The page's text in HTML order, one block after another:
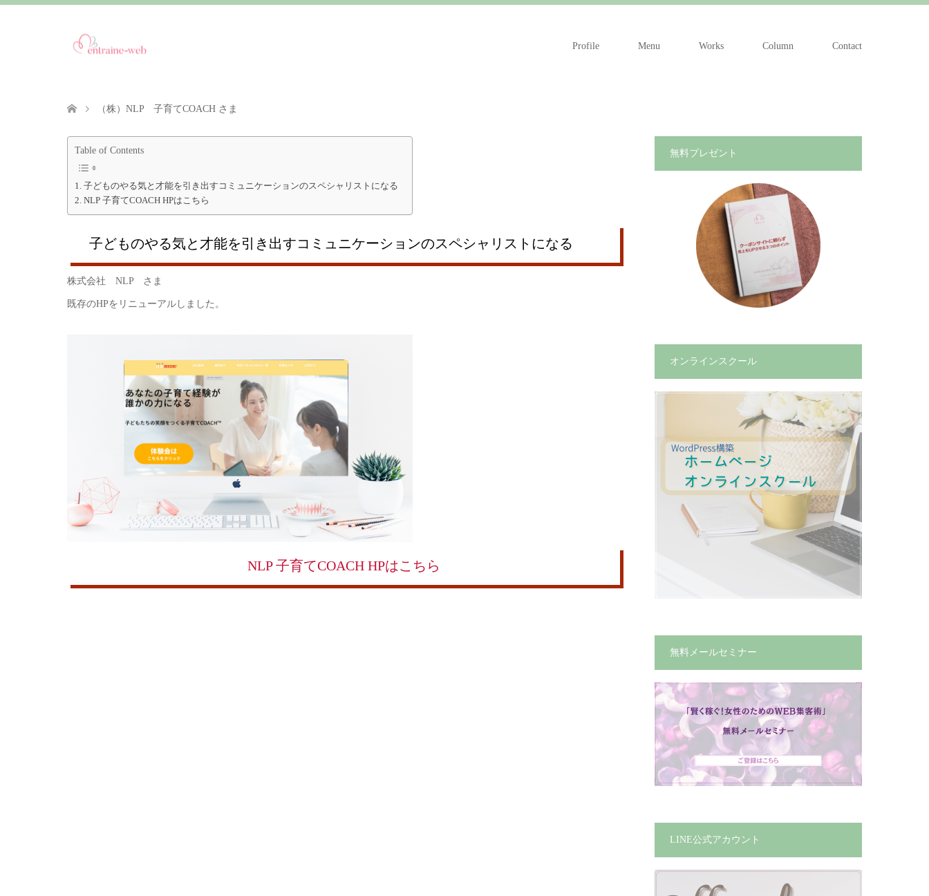
Profile Menu Works Column Contact
（株）NLP 子育てCOACH さま
Table of Contents
子どものやる気と才能を引き出すコミュニケーションのスペシャリストになる
NLP 子育てCOACH HPはこちら
子どものやる気と才能を引き出すコミュニケーションのスペシャリストになる
株式会社 NLP さま
既存のHPをリニューアルしました。
NLP 子育てCOACH HPはこちら
無料プレゼント
オンラインスクール
無料メールセミナー
LINE公式アカウント